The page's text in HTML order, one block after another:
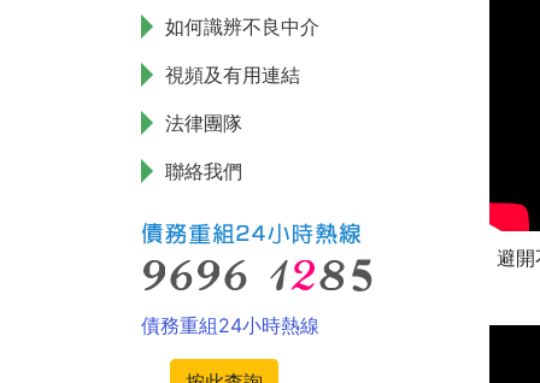
如何識辨不良中介
視頻及有用連結
法律團隊
聯絡我們
債務重組24小時熱線
避開